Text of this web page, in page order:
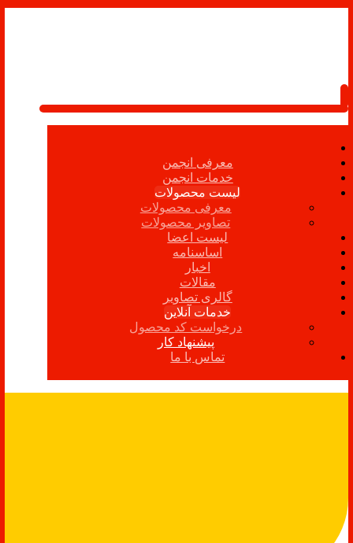
معرفی انجمن
خدمات انجمن
لیست محصولات
معرفی محصولات
تصاویر محصولات
لیست اعضا
اساسنامه
اخبار
مقالات
گالری تصاویر
خدمات آنلاین
درخواست کد محصول
پیشنهاد کار
تماس با ما